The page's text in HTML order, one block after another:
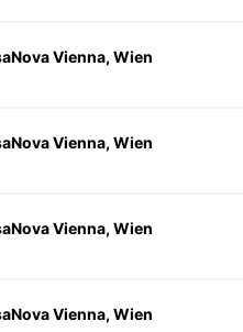
Vienna, Wien
Vienna, Wien
Vienna, Wien
Vienna, Wien